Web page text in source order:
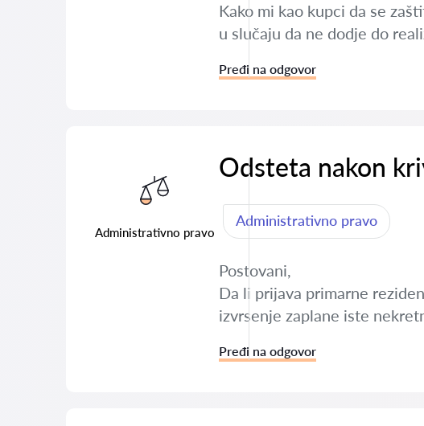
Kako mi kao kupci da se
u slučaju da ne dodje do
Pređi na odgovor
Administrativno pravo
Odsteta nakon
Administrativno pravo
Postovani,
Da li prijava primarne
izvrsenje zaplane iste
Pređi na odgovor